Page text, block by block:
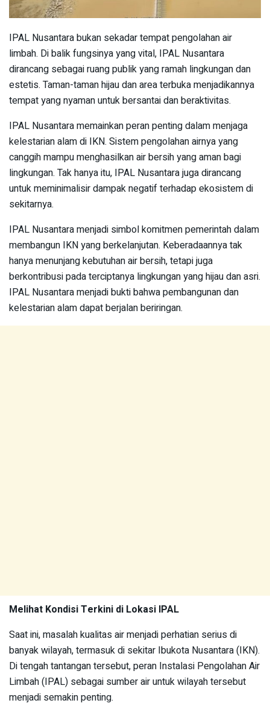
IPAL Nusantara bukan sekadar tempat pengolahan air
limbah. Di balik fungsinya yang vital, IPAL Nusantara
dirancang sebagai ruang publik yang ramah lingkungan dan
estetis. Taman-taman hijau dan area terbuka menjadikannya
tempat yang nyaman untuk bersantai dan beraktivitas.
IPAL Nusantara memainkan peran penting dalam menjaga
kelestarian alam di IKN. Sistem pengolahan airnya yang
canggih mampu menghasilkan air bersih yang aman bagi
lingkungan. Tak hanya itu, IPAL Nusantara juga dirancang
untuk meminimalisir dampak negatif terhadap ekosistem di
sekitarnya.
IPAL Nusantara menjadi simbol komitmen pemerintah dalam
membangun IKN yang berkelanjutan. Keberadaannya tak
hanya menunjang kebutuhan air bersih, tetapi juga
berkontribusi pada terciptanya lingkungan yang hijau dan asri.
IPAL Nusantara menjadi bukti bahwa pembangunan dan
kelestarian alam dapat berjalan beriringan.
Melihat Kondisi Terkini di Lokasi IPAL
Saat ini, masalah kualitas air menjadi perhatian serius di
banyak wilayah, termasuk di sekitar Ibukota Nusantara (IKN).
Di tengah tantangan tersebut, peran Instalasi Pengolahan Air
Limbah (IPAL) sebagai sumber air untuk wilayah tersebut
menjadi semakin penting.